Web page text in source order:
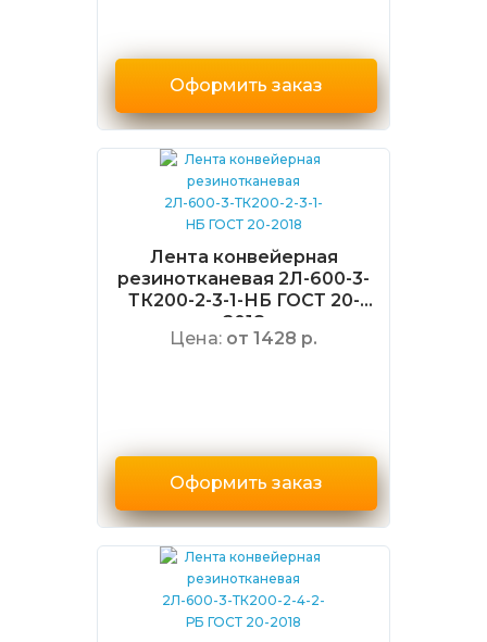
Оформить заказ
Лента конвейерная
резинотканевая 2Л-600-3-
ТК200-2-3-1-НБ ГОСТ 20-
2018
Цена: от 1428 р.
Оформить заказ